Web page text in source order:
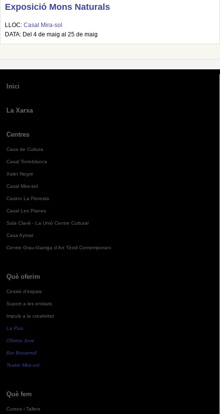
Exposició Mons Naturals
LLOC: Casal Mira-sol
DATA: Del 4 de maig al 25 de maig
Inici
La Xarxa
Centres
Casa de Cultura
Casal Torreblanca
Xalet Negre
Casal Mira-sol
Casino La Floresta
Casal Les Planes
Sala Clavé - La Unió Centre Cultural
Casa Aymat
Centre Grau-Garriga d'Art Tèxtil Contemporani
Què oferim
Cessió d'espais
Suport a les entitats
Impuls a la creativitat
La Pua
Oficina Jove
Bar Bocamoll
Teatre Mira-sol
Què fem
Cursos i Tallers